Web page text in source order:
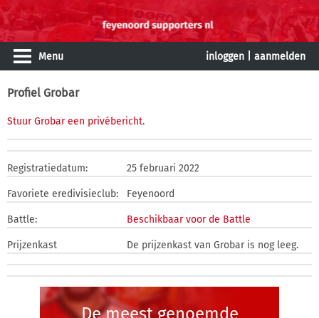
Menu inloggen aanmelden
Profiel Grobar
Stuur Grobar een privébericht.
Registratiedatum: 25 februari 2022
Favoriete eredivisieclub: Feyenoord
Battle: Beschikbaar voor de Battle
Prijzenkast De prijzenkast van Grobar is nog leeg.
De meest genoemde